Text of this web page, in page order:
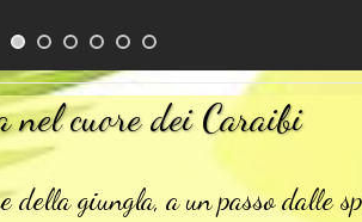
cuore dei Caraibi
giungla, a un passo dalle